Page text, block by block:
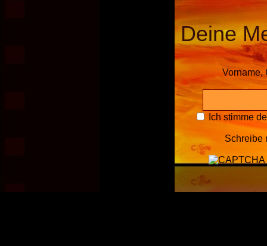
Deine
Vorname,
Ich stimme
Schreibe